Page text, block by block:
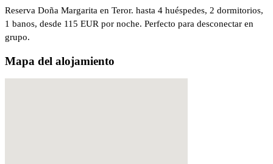
Reserva Doña Margarita en Teror. hasta 4 huéspedes, 2 dormitorios,
1 banos, desde 115 EUR por noche. Perfecto para desconectar en
grupo.
Mapa del alojamiento